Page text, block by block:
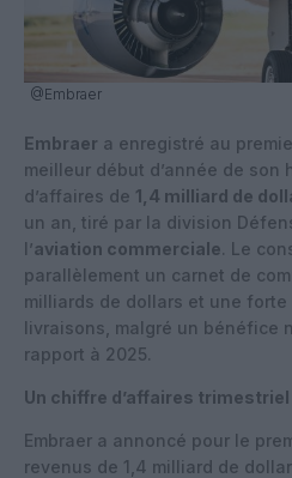
@Embraer
Embraer a enregistré au
meilleur début d’année de
d’affaires de 1,4 milliard de
un an, tiré par la division
l’aviation commerciale. Le
parallèlement un carnet de
milliards de dollars et une
livraisons, malgré un bénéfice
rapport à 2025.
Un chiffre d’affaires
Embraer a annoncé pour le
revenus de 1,4 milliard de